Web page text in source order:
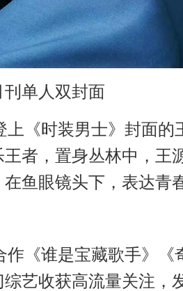
刊 单人双封面
上《时装男士》封面的
王者，置身丛林中，王
鱼眼镜头下，表达青
作《谁是宝藏歌手》《
艺收获高流量关注，